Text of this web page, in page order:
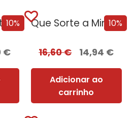
10%
€
10%
Que Sorte a Minha Tua
16,60€ 14,94 €
Adicionar ao
carrinho